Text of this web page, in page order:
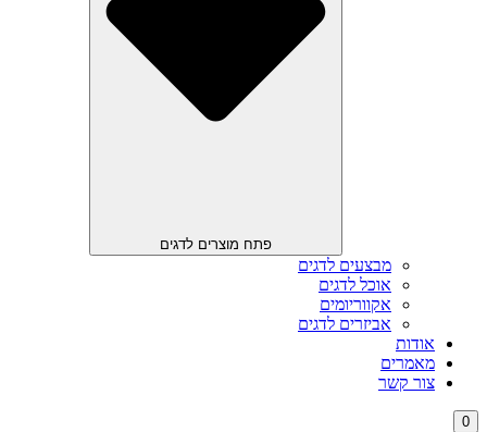
פתח מוצרים לדגים
מבצעים לדגים
אוכל לדגים
אקווריומים
אביזרים לדגים
אודות
מאמרים
צור קשר
0